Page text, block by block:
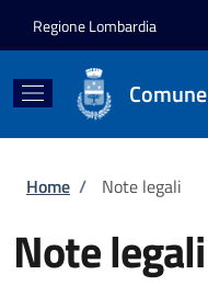
Regione Lombardia
Briciole di
Home / Note legali
Note legali